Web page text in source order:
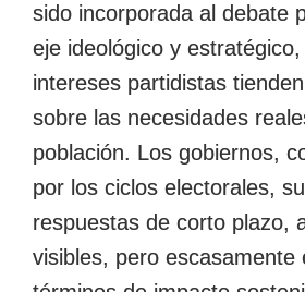
sido incorporada al debate
eje ideológico y
intereses partidistas
sobre las necesidades
población. Los gobiernos,
por los ciclos electorales,
respuestas de corto plazo,
visibles, pero escasamente